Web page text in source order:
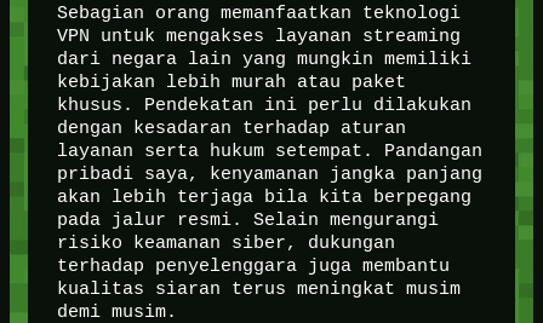
Sebagian orang memanfaatkan teknologi
VPN untuk mengakses layanan streaming
dari negara lain yang mungkin memiliki
kebijakan lebih murah atau paket
khusus. Pendekatan ini perlu dilakukan
dengan kesadaran terhadap aturan
layanan serta hukum setempat. Pandangan
pribadi saya, kenyamanan jangka panjang
akan lebih terjaga bila kita berpegang
pada jalur resmi. Selain mengurangi
risiko keamanan siber, dukungan
terhadap penyelenggara juga membantu
kualitas siaran terus meningkat musim
demi musim.